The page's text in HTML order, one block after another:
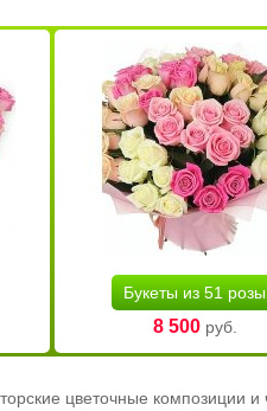
Букеты из 51 розы
8 500руб.
цветочные композиции и